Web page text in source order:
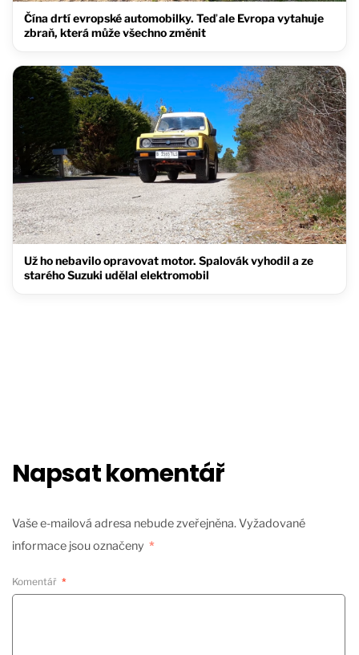
Čína drtí evropské automobilky. Teď ale Evropa vytahuje
zbraň, která může všechno změnit
Už ho nebavilo opravovat motor. Spalovák vyhodil a ze
starého Suzuki udělal elektromobil
Napsat komentář
Vaše e-mailová adresa nebude zveřejněna. Vyžadované
informace jsou označeny *
Komentář *